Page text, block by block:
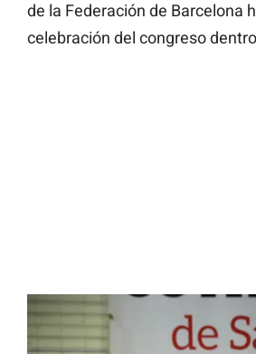
de la Federación de Barcelona
celebración del congreso